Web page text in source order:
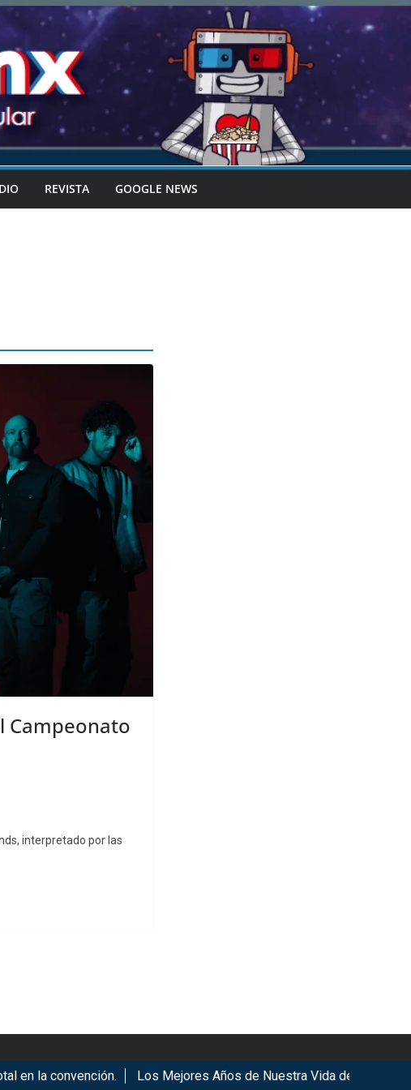
REVISTA GOOGLE NEWS
Campeonato
interpretado por las
la convención. Los Mejores Años de Nuestra Vida de Hombres G
of cookies. Got it